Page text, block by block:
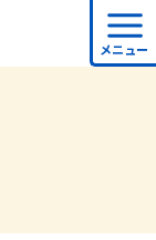
メニュー